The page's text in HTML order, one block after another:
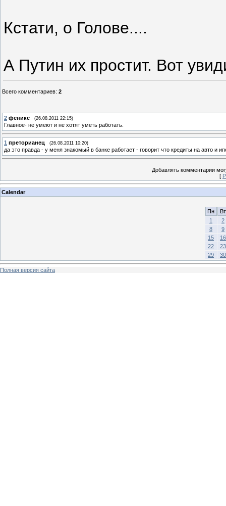
Кстати, о Голове....
А Путин их простит. Вот
Всего комментариев: 2
2 феникс (26.08.2011 22:15)
Главное- не умеют и не хотят уметь работать.
1 преторианец (26.08.2011 10:20)
да это правда - у меня знакомый в банке работает - говорит что кредиты на авто и
Добавлять комментарии
[
Calendar
Пн
Вт
1
2
8
9
15
16
22
23
29
30
Полная версия сайта